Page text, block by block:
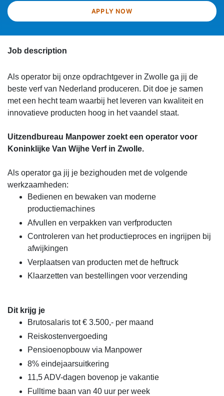
APPLY NOW
Job description
Als operator bij onze opdrachtgever in Zwolle ga jij de
beste verf van Nederland produceren. Dit doe je samen
met een hecht team waarbij het leveren van kwaliteit en
innovatieve producten hoog in het vaandel staat.
Uitzendbureau Manpower zoekt een operator voor
Koninklijke Van Wijhe Verf in Zwolle.
Als operator ga jij je bezighouden met de volgende
werkzaamheden:
Bedienen en bewaken van moderne
productiemachines
Afvullen en verpakken van verfproducten
Controleren van het productieproces en ingrijpen bij
afwijkingen
Verplaatsen van producten met de heftruck
Klaarzetten van bestellingen voor verzending
Dit krijg je
Brutosalaris tot € 3.500,- per maand
Reiskostenvergoeding
Pensioenopbouw via Manpower
8% eindejaarsuitkering
11,5 ADV-dagen bovenop je vakantie
Fulltime baan van 40 uur per week